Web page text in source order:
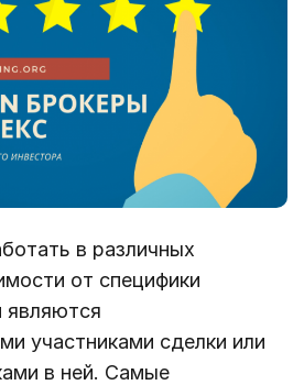
в различных
от специфики
являются
участниками сделки или
в ней. Самые